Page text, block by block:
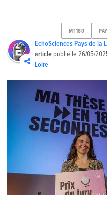
MT180
EchoSciences Pays de la
article publié le26/05/
Loire